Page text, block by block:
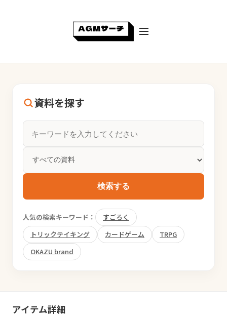
資料を探す
検索する
人気の検索キーワード：
すごろく
トリックテイキング
カードゲーム
TRPG
OKAZU brand
アイテム詳細